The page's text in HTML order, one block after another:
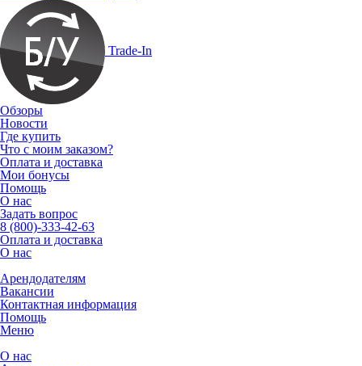
Trade-In
Обзоры
Новости
Где купить
Что с моим заказом?
Оплата и доставка
Мои бонусы
Помощь
О нас
Задать вопрос
8 (800)-333-42-63
Оплата и доставка
О нас
Арендодателям
Вакансии
Контактная информация
Помощь
Меню
О нас